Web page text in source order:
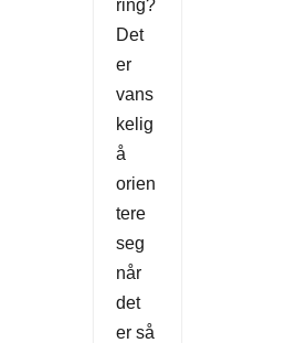
ring?
Det
er
vans
kelig
å
orien
tere
seg
når
det
er så